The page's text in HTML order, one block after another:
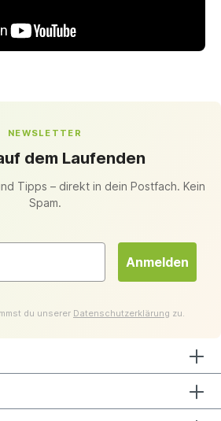
NEWSLETTER
dem Laufenden
Tipps – direkt in dein Postfach. Kein
Spam.
Anmelden
du unserer Datenschutzerklärung zu.